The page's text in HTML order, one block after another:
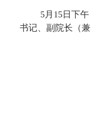
5月 15 日下
书记、副院长（